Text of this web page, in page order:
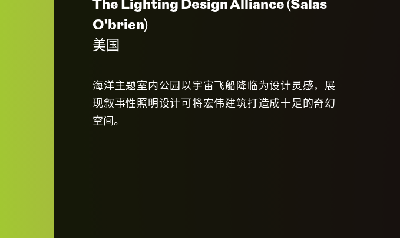
The Lighting Design Alliance (Salas
O'brien)
美国
海洋主题室内公园以宇宙飞船降临为设计灵感，展
现叙事性照明设计可将宏伟建筑打造成十足的奇幻
空间。